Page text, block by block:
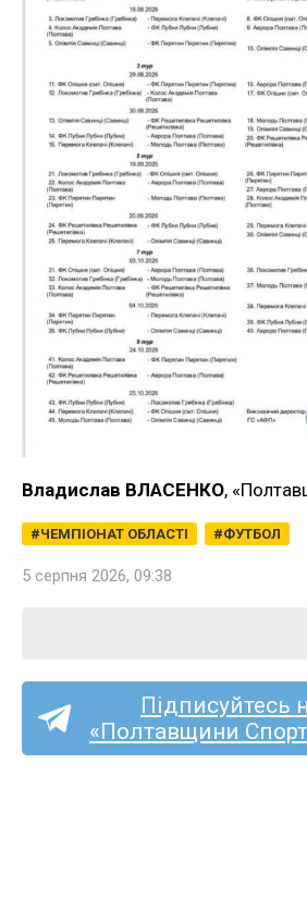
Владислав ВЛАСЕНКО,
ЧЕМПІОНАТ ОБЛАСТІ ФУТБОЛ
5 серпня 2026, 09:38
Підписуйтесь
«Полтавщини